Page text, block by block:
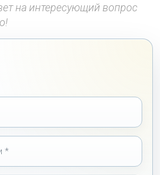
на интересующий вопрос